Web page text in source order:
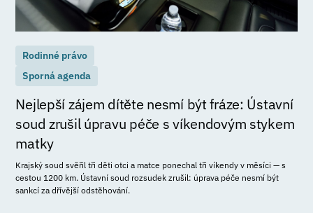
Rodinné právo
Sporná agenda
Nejlepší zájem dítěte nesmí být fráze: Ústavní
soud zrušil úpravu péče s víkendovým stykem
matky
Krajský soud svěřil tři děti otci a matce ponechal tři víkendy v měsíci — s
cestou 1200 km. Ústavní soud rozsudek zrušil: úprava péče nesmí být
sankcí za dřívější odstěhování.